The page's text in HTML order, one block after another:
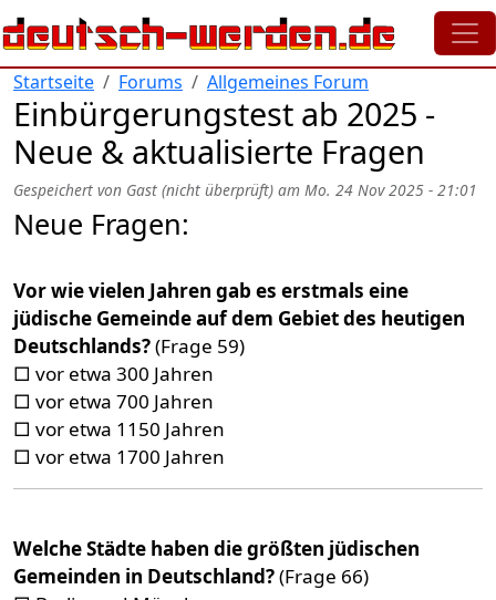
Direkt zum Inhalt
Startseite Forums Allgemeines Forum
Einbürgerungstest ab 2025 -
Neue & aktualisierte Fragen
Gespeichert von Gast (nicht überprüft) am Mo. 24 Nov 2025 - 21:01
Neue Fragen:
Vor wie vielen Jahren gab es erstmals eine
jüdische Gemeinde auf dem Gebiet des heutigen
Deutschlands?(Frage 59)
□ vor etwa 300 Jahren
□ vor etwa 700 Jahren
□ vor etwa 1150 Jahren
□ vor etwa 1700 Jahren
Welche Städte haben die größten jüdischen
Gemeinden in Deutschland?(Frage 66)